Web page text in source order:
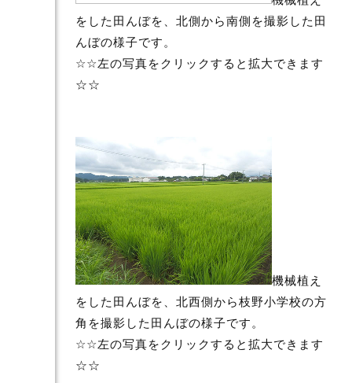
をした田んぼを、北側から南側を撮影した田
んぼの様子です。
☆☆左の写真をクリックすると拡大できます
☆☆
機械植え
をした田んぼを、北西側から枝野小学校の方
角を撮影した田んぼの様子です。
☆☆左の写真をクリックすると拡大できます
☆☆